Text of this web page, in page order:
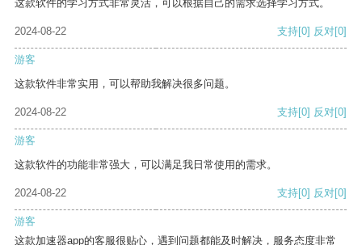
这款软件的学习方式非常灵活，可以根据自己的需求选择学习方式。
2024-08-22 支持[0] 反对[0]
游客
这款软件非常实用，可以帮助我解决很多问题。
2024-08-22 支持[0] 反对[0]
游客
这款软件的功能非常强大，可以满足我日常使用的需求。
2024-08-22 支持[0] 反对[0]
游客
这款加速器app的客服很贴心，遇到问题都能及时解决，服务态度非常